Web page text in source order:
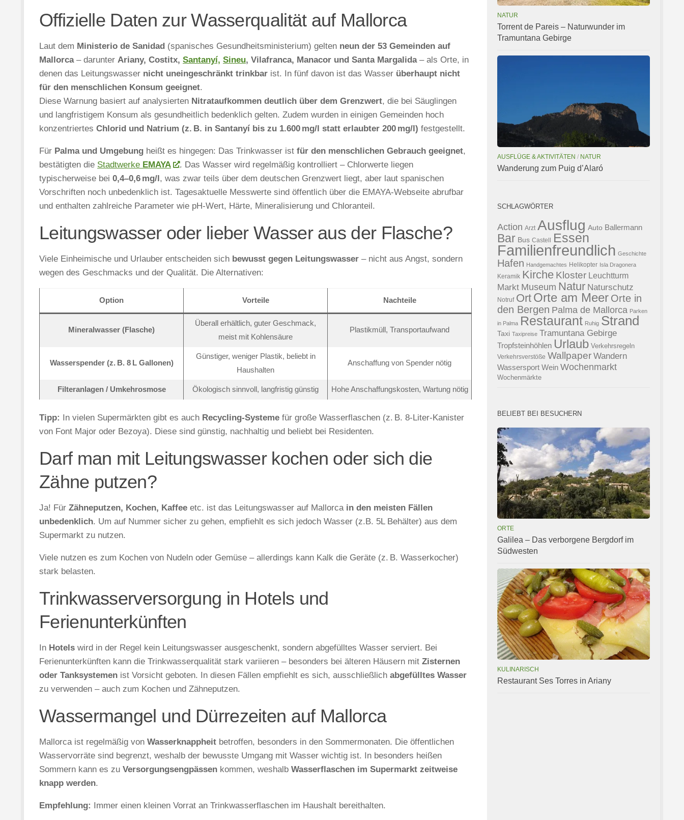
Offizielle Daten zur Wasserqualität auf Mallorca
Laut dem Ministerio de Sanidad (spanisches Gesundheitsministerium) gelten neun der 53 Gemeinden auf
Mallorca– darunter Ariany, Costitx, Santanyí, Sineu, Vilafranca, Manacor und Santa Margalida– als Orte, in
denen das Leitungswasser nicht uneingeschränkt trinkbar ist. In fünf davon ist das Wasser überhaupt nicht
für den menschlichen Konsum geeignet.
Diese Warnung basiert auf analysierten Nitrataufkommen deutlich über dem Grenzwert, die bei Säuglingen
und langfristigem Konsum als gesundheitlich bedenklich gelten. Zudem wurden in einigen Gemeinden hoch
konzentriertes Chlorid und Natrium (z. B. in Santanyí bis zu 1.600 mg/l statt erlaubter 200 mg/l) festgestellt.
Für Palma und Umgebung heißt es hingegen: Das Trinkwasser ist für den menschlichen Gebrauch geeignet,
bestätigten die Stadtwerke EMAYA
. Das Wasser wird regelmäßig kontrolliert – Chlorwerte liegen
typischerweise bei 0,4–0,6 mg/l, was zwar teils über dem deutschen Grenzwert liegt, aber laut spanischen
Vorschriften noch unbedenklich ist. Tagesaktuelle Messwerte sind öffentlich über die EMAYA-Webseite abrufbar
und enthalten zahlreiche Parameter wie pH-Wert, Härte, Mineralisierung und Chloranteil.
Leitungswasser oder lieber Wasser aus der Flasche?
Viele Einheimische und Urlauber entscheiden sich bewusst gegen Leitungswasser – nicht aus Angst, sondern
wegen des Geschmacks und der Qualität. Die Alternativen:
Option Vorteile Nachteile
Mineralwasser (Flasche)
Überall erhältlich, guter Geschmack,
meist mit Kohlensäure
Plastikmüll, Transportaufwand
Wasserspender (z. B. 8 L Gallonen)
Günstiger, weniger Plastik, beliebt in
Haushalten
Anschaffung von Spender nötig
Filteranlagen / Umkehrosmose Ökologisch sinnvoll, langfristig günstig Hohe Anschaffungskosten, Wartung nötig
Tipp: In vielen Supermärkten gibt es auch Recycling-Systeme für große Wasserflaschen (z. B. 8-Liter-Kanister
von Font Major oder Bezoya). Diese sind günstig, nachhaltig und beliebt bei Residenten.
Darf man mit Leitungswasser kochen oder sich die
Zähne putzen?
Ja! Für Zähneputzen, Kochen, Kaffee etc. ist das Leitungswasser auf Mallorca in den meisten Fällen
unbedenklich. Um auf Nummer sicher zu gehen, empfiehlt es sich jedoch Wasser (z.B. 5L Behälter) aus dem
Supermarkt zu nutzen.
Viele nutzen es zum Kochen von Nudeln oder Gemüse – allerdings kann Kalk die Geräte (z. B. Wasserkocher)
stark belasten.
Trinkwasserversorgung in Hotels und
Ferienunterkünften
In Hotels wird in der Regel kein Leitungswasser ausgeschenkt, sondern abgefülltes Wasser serviert. Bei
Ferienunterkünften kann die Trinkwasserqualität stark variieren – besonders bei älteren Häusern mit Zisternen
oder Tanksystemen ist Vorsicht geboten. In diesen Fällen empfiehlt es sich, ausschließlich abgefülltes Wasser
zu verwenden – auch zum Kochen und Zähneputzen.
Wassermangel und Dürrezeiten auf Mallorca
Mallorca ist regelmäßig von Wasserknappheit betroffen, besonders in den Sommermonaten. Die öffentlichen
Wasservorräte sind begrenzt, weshalb der bewusste Umgang mit Wasser wichtig ist. In besonders heißen
Sommern kann es zu Versorgungsengpässen kommen, weshalb Wasserflaschen im Supermarkt zeitweise
knapp werden.
Empfehlung: Immer einen kleinen Vorrat an Trinkwasserflaschen im Haushalt bereithalten.
NATUR
Torrent de Pareis – Naturwunder im
Tramuntana Gebirge
AUSFLÜGE & AKTIVITÄTEN / NATUR
Wanderung zum Puig d’Alaró
SCHLAGWÖRTER
Action Arzt Ausflug Auto Ballermann
Bar Bus Castell Essen
Familienfreundlich Geschichte
Hafen Handgemachtes Helikopter Isla Dragonera
Keramik Kirche Kloster Leuchtturm
Markt Museum Natur Naturschutz
Notruf Ort Orte am Meer Orte in
den Bergen Palma de Mallorca Parken
in Palma Restaurant Ruhig Strand
Taxi Taxipreise Tramuntana Gebirge
Tropfsteinhöhlen Urlaub Verkehrsregeln
Verkehrsverstöße Wallpaper Wandern
Wassersport Wein Wochenmarkt
Wochenmärkte
BELIEBT BEI BESUCHERN
ORTE
Galilea – Das verborgene Bergdorf im
Südwesten
KULINARISCH
Restaurant Ses Torres in Ariany